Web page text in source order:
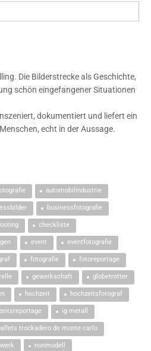
Die Bilderstrecke als Geschichte,
schön eingefangener Situationen
dokumentiert und liefert ein
echt in der Aussage.
automobilindustrie
businessfotografie
checkliste
event eventfotografie
fotografie fotoreportage
gewerkschaft globetrotter
hochzeit hochzeitsfotograf
ig metall
trockadero de monte carlo
nonmodell